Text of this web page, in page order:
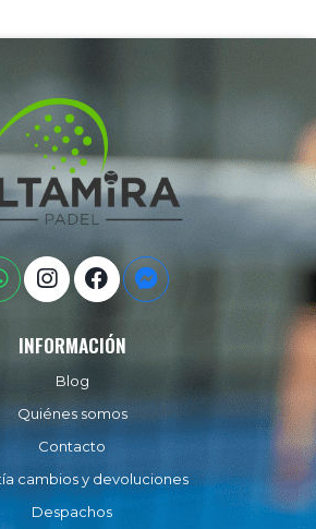
INFORMACIÓN
Blog
Quiénes somos
Contacto
cambios y devoluciones
Despachos